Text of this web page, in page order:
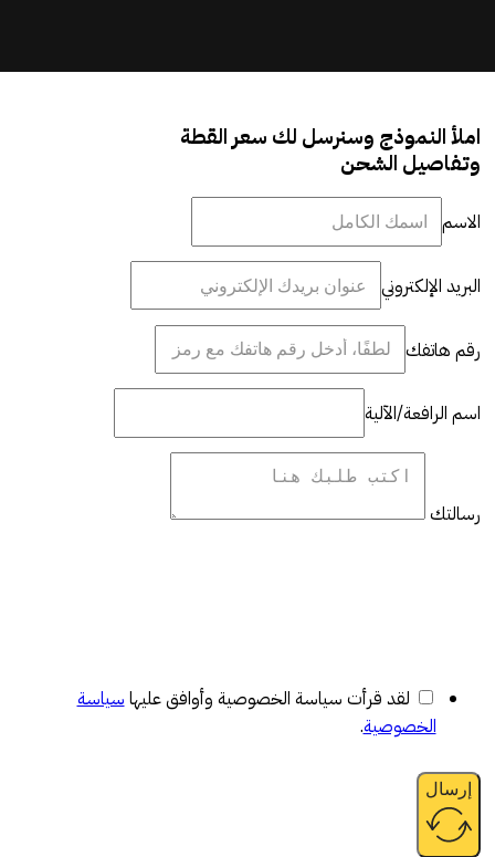
املأ النموذج وسنرسل لك سعر القطة
وتفاصيل الشحن
الاسم
البريد الإلكتروني
رقم هاتفك
اسم الرافعة/الآلية
رسالتك
لقد قرأت سياسة الخصوصية وأوافق عليها سياسة
الخصوصية.
إرسال